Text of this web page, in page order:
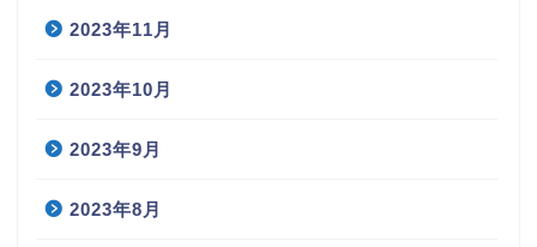
2023年11月
2023年10月
2023年9月
2023年8月